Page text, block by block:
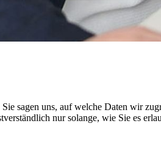
sagen uns, auf welche Daten wir
nur solange, wie Sie es